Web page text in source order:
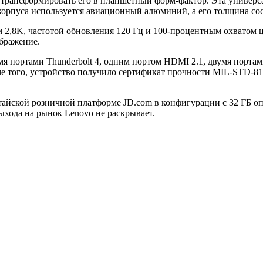
используется авиационный алюминий, а его толщина
частотой обновления 120 Гц и 100-процентным охватом
портами Thunderbolt 4, одним портом HDMI 2.1, двумя
устройство получило сертификат прочности MIL-STD-
розничной платформе JD.com в конфигурации с 32 ГБ
на рынок Lenovo не раскрывает.